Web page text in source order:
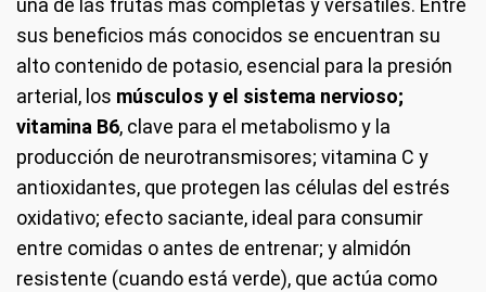
una de las frutas más completas y versátiles. Entre
sus beneficios más conocidos se encuentran su
alto contenido de potasio, esencial para la presión
arterial, los músculos y el sistema nervioso;
vitamina B6, clave para el metabolismo y la
producción de neurotransmisores; vitamina C y
antioxidantes, que protegen las células del estrés
oxidativo; efecto saciante, ideal para consumir
entre comidas o antes de entrenar; y almidón
resistente (cuando está verde), que actúa como